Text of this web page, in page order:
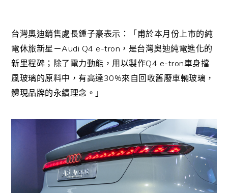
台灣奧迪銷售處長鍾子豪表示：「甫於本月份上市的純
電休旅新星－Audi Q4 e-tron ，是台灣奧迪純電進化的
新里程碑；除了電力動能，用以製作Q4 e-tron車身擋
風玻璃的原料中，有高達30%來自回收舊廢車輛玻璃，
體現品牌的永續理念。」